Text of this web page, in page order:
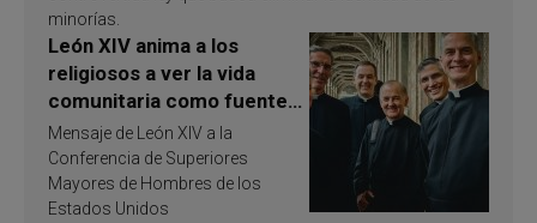
minorías.
León XIV anima a los
religiosos a ver la vida
comunitaria como fuente
de inspiración y
santificación
Mensaje de León XIV a la
Conferencia de Superiores
Mayores de Hombres de los
Estados Unidos